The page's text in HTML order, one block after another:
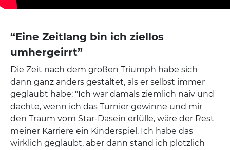
“Eine Zeitlang bin ich ziellos
umhergeirrt”
Die Zeit nach dem großen Triumph habe sich
dann ganz anders gestaltet, als er selbst immer
geglaubt habe: "Ich war damals ziemlich naiv und
dachte, wenn ich das Turnier gewinne und mir
den Traum vom Star-Dasein erfülle, wäre der Rest
meiner Karriere ein Kinderspiel. Ich habe das
wirklich geglaubt, aber dann stand ich plötzlich